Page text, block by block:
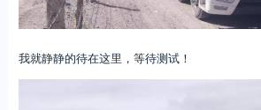
我就静静的待在这里，等待测试！